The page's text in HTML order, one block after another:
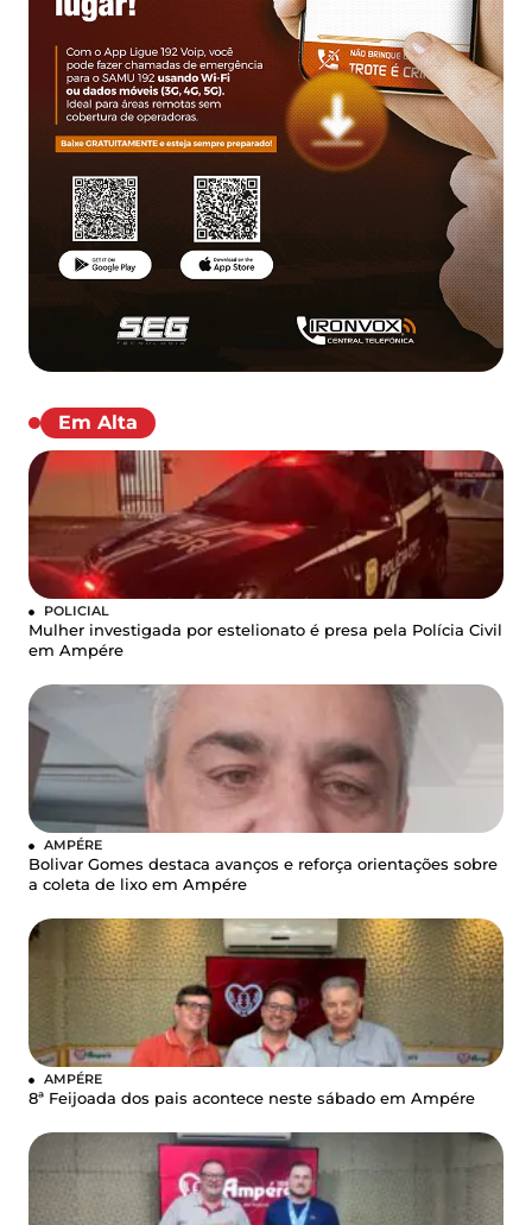
Em Alta
POLICIAL
Mulher investigada por estelionato é presa pela Polícia Civil
em Ampére
AMPÉRE
Bolivar Gomes destaca avanços e reforça orientações sobre
a coleta de lixo em Ampére
AMPÉRE
8ª Feijoada dos pais acontece neste sábado em Ampére